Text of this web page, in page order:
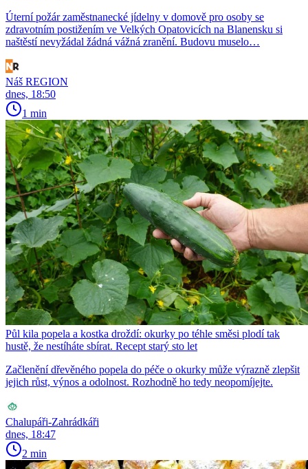
Úterní požár zaměstnanecké jídelny v domově pro osoby se
zdravotním postižením ve Velkých Opatovicích na Blanensku si
naštěstí nevyžádal žádná vážná zranění. Budovu muselo…
Náš REGION
dnes, 18:50
1 min
Půl kila popela a kostka droždí: okurky po téhle směsi plodí tak
hustě, že nestíháte sbírat. Recept starý sto let
Začlenění dřevěného popela do péče o okurky může výrazně zlepšit
jejich růst, výnos a odolnost. Rozhodně ho tedy neopomíjejte.
Chalupáři-Zahrádkáři
dnes, 18:47
2 min